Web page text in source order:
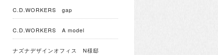
C.D.WORKERS gap
C.D.WORKERS A model
ナズナデザインオフィス N様邸